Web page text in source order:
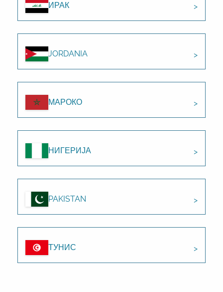
ИРАК
JORDANIA
МАРОКО
НИГЕРИЈА
PAKISTAN
ТУНИС